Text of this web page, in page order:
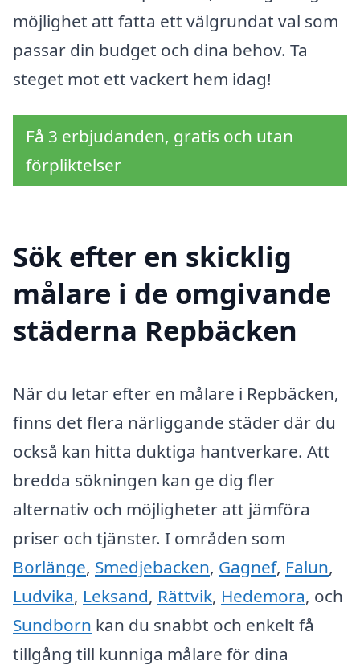
möjlighet att fatta ett välgrundat val som
passar din budget och dina behov. Ta
steget mot ett vackert hem idag!
Få 3 erbjudanden, gratis och utan
förpliktelser
Sök efter en skicklig
målare i de omgivande
städerna Repbäcken
När du letar efter en målare i Repbäcken,
finns det flera närliggande städer där du
också kan hitta duktiga hantverkare. Att
bredda sökningen kan ge dig fler
alternativ och möjligheter att jämföra
priser och tjänster. I områden som
Borlänge, Smedjebacken, Gagnef, Falun,
Ludvika, Leksand, Rättvik, Hedemora, och
Sundborn kan du snabbt och enkelt få
tillgång till kunniga målare för dina